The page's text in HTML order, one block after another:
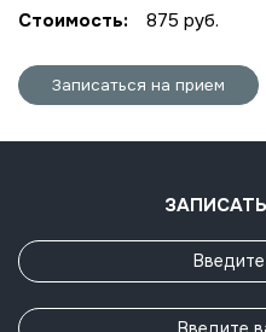
Стоимость: 875 руб.
Записаться на прием